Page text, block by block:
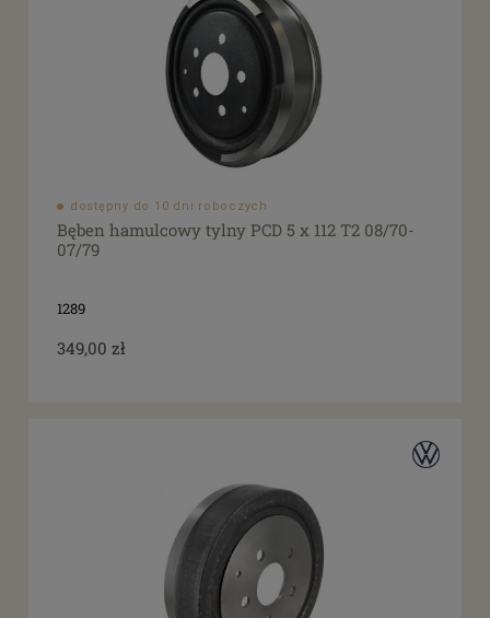
dostępny do 10 dni roboczych
Bęben hamulcowy tylny PCD 5 x 112 T2 08/70-
07/79
1289
349,00 zł